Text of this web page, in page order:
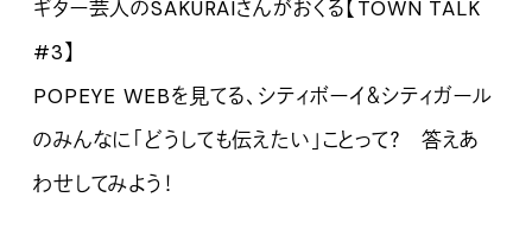
ギター芸人のSAKURAIさんがおくる【TOWN TALK
#3】
POPEYE WEBを見てる、シティボーイ＆シティガール
のみんなに「どうしても伝えたい」ことって？ 答えあ
わせしてみよう！